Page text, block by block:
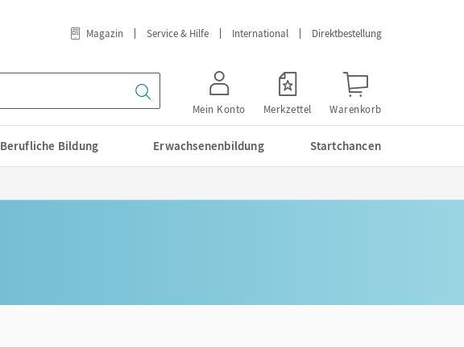
Magazin Service & Hilfe International Direktbestellung
Mein Konto Merkzettel Warenkorb
Berufliche Bildung Erwachsenenbildung Startchancen